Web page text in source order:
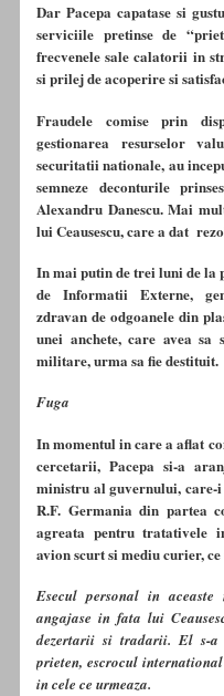
Dar Pacepa capatase si
serviciile pretinse de
frecvenele sale calatorii in
si prilej de acoperire si
Fraudele comise prin
gestionarea resurselor
securitatii nationale, au
semneze deconturile
Alexandru Danescu. Mai
lui Ceausescu, care a dat
In mai putin de trei luni de la
de Informatii Externe,
zdravan de odgoanele din
unei anchete, care avea
militare, urma sa fie destituit.
Fuga
In momentul in care a aflat
cercetarii, Pacepa si-a
ministru al guvernului, care-
R.F. Germania din partea
agreata pentru tratativele
avion scurt si mediu curier,
Esecul personal in
angajase in fata lui
dezertarii si tradarii. El s-
prieten, escrocul
in cele ce urmeaza.